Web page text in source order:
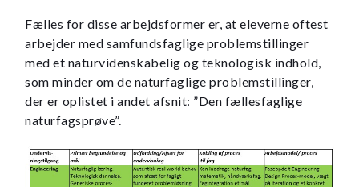
Fælles for disse arbejdsformer er, at eleverne oftest
arbejder med samfundsfaglige problemstillinger
med et naturvidenskabelig og teknologisk indhold,
som minder om de naturfaglige problemstillinger,
der er oplistet i andet afsnit: ”Den fællesfaglige
naturfagsprøve”.